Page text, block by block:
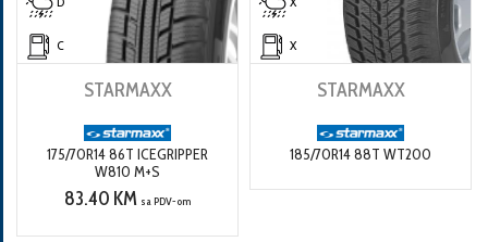
C
STARMAXX
175/70R14 86T ICEGRIPPER
W810 M+S
83.40 KM sa PDV-om
X
STARMAXX
185/70R14 88T WT200